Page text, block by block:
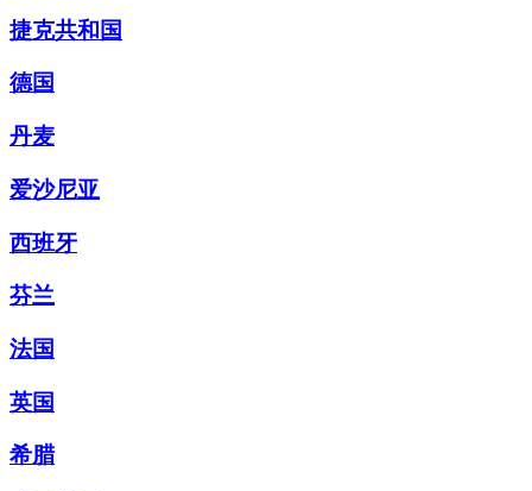
捷克共和国
德国
丹麦
爱沙尼亚
西班牙
芬兰
法国
英国
希腊